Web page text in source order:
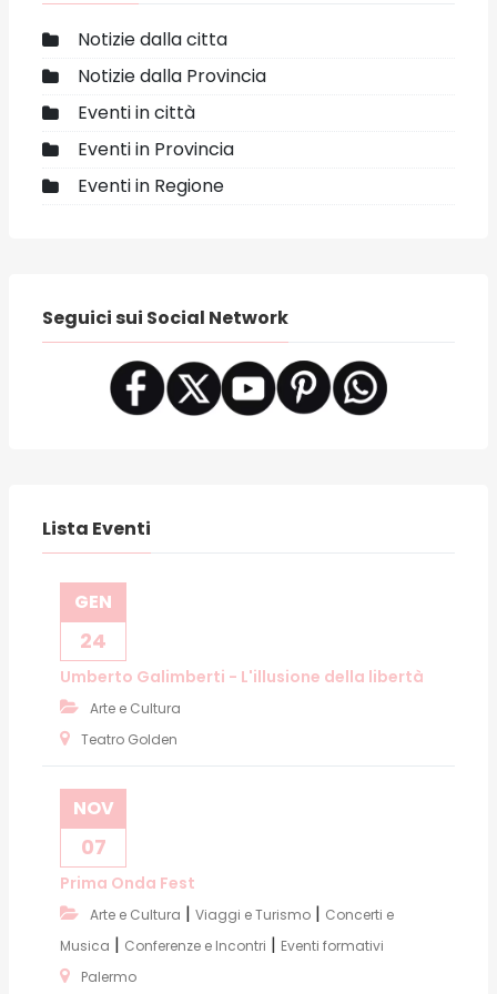
Notizie dalla citta
Notizie dalla Provincia
Eventi in città
Eventi in Provincia
Eventi in Regione
Seguici sui Social Network
Lista Eventi
GEN
24
Umberto Galimberti - L'illusione della libertà
Arte e Cultura
Teatro Golden
NOV
07
Prima Onda Fest
Arte e Cultura | Viaggi e Turismo | Concerti e
Musica | Conferenze e Incontri | Eventi formativi
Palermo